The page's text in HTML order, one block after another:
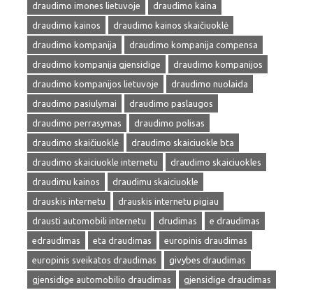
draudimo imones lietuvoje
draudimo kaina
draudimo kainos
draudimo kainos skaičiuoklė
draudimo kompanija
draudimo kompanija compensa
draudimo kompanija gjensidige
draudimo kompanijos
draudimo kompanijos lietuvoje
draudimo nuolaida
draudimo pasiulymai
draudimo paslaugos
draudimo perrasymas
draudimo polisas
draudimo skaičiuoklė
draudimo skaiciuokle bta
draudimo skaiciuokle internetu
draudimo skaiciuokles
draudimu kainos
draudimu skaiciuokle
drauskis internetu
drauskis internetu pigiau
drausti automobili internetu
drudimas
e draudimas
edraudimas
eta draudimas
europinis draudimas
europinis sveikatos draudimas
givybes draudimas
gjensidige automobilio draudimas
gjensidige draudimas